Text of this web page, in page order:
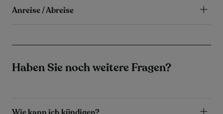
Anreise / Abreise
Haben Sie noch weitere Fragen?